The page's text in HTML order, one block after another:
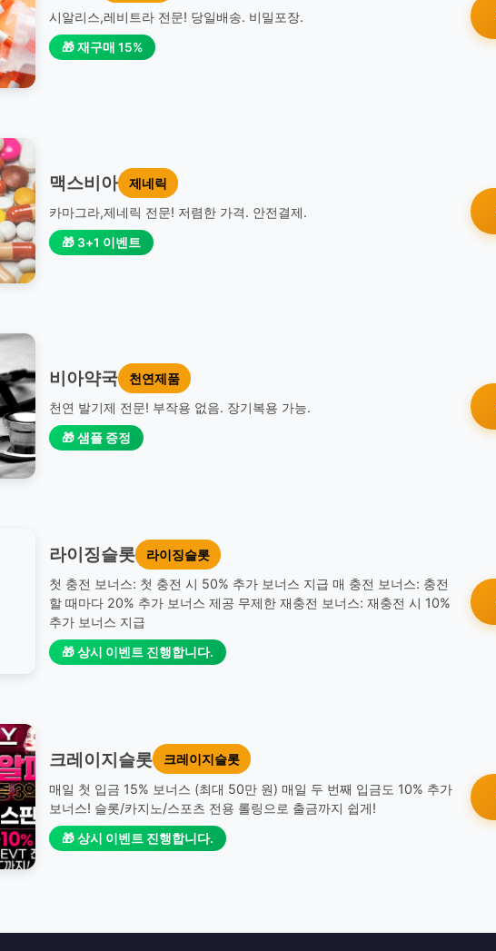
시알리스,레비트라 전문! 당일배송. 비밀포장.
🎁 재구매 15%
맥스비아
제네릭
카마그라,제네릭 전문! 저렴한 가격. 안전결제.
🎁 3+1 이벤트
비아약국
천연제품
천연 발기제 전문! 부작용 없음. 장기복용 가능.
🎁 샘플 증정
라이징슬롯
라이징슬롯
첫 충전 보너스: 첫 충전 시 50% 추가 보너스 지급 매 충전 보너스: 충전
할 때마다 20% 추가 보너스 제공 무제한 재충전 보너스: 재충전 시 10%
추가 보너스 지급
🎁 상시 이벤트 진행합니다.
크레이지슬롯
크레이지슬롯
매일 첫 입금 15% 보너스 (최대 50만 원) 매일 두 번째 입금도 10% 추가
보너스! 슬롯/카지노/스포츠 전용 롤링으로 출금까지 쉽게!
🎁 상시 이벤트 진행합니다.